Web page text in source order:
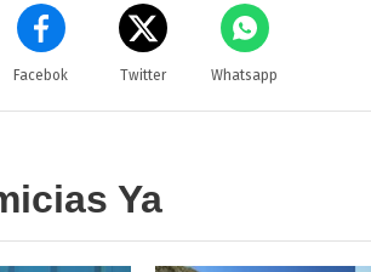
Facebok Twitter Whatsapp
Ya